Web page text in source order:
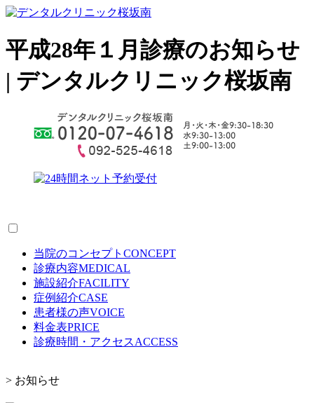
平成28年１月診療のお知らせ
| デンタルクリニック桜坂南
当院のコンセプト CONCEPT
診療内容MEDICAL
施設紹介FACILITY
症例紹介CASE
患者様の声VOICE
料金表PRICE
診療時間・アクセスACCESS
> お知らせ